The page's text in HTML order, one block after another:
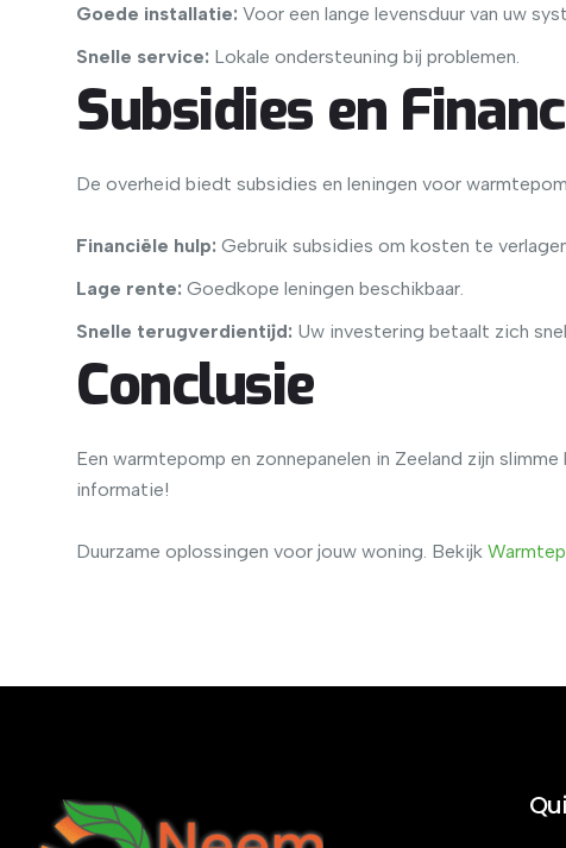
Goede installatie: Voor een lange levensduur van uw
Snelle service: Lokale ondersteuning bij problemen.
Subsidies en
De overheid biedt subsidies en leningen voor
Financiële hulp: Gebruik subsidies om kosten te
Lage rente: Goedkope leningen beschikbaar.
Snelle terugverdientijd: Uw investering betaalt zich
Conclusie
Een warmtepomp en zonnepanelen in Zeeland zijn
informatie!
Duurzame oplossingen voor jouw woning. Bekijk